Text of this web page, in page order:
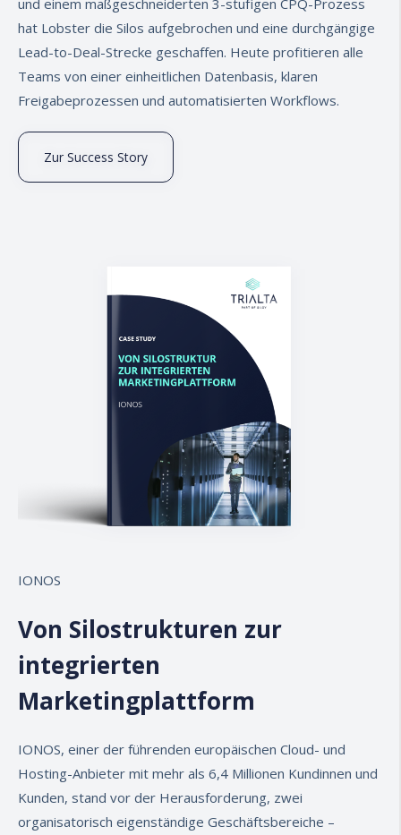
und einem maßgeschneiderten 3-stufigen CPQ-Prozess
hat Lobster die Silos aufgebrochen und eine durchgängige
Lead-to-Deal-Strecke geschaffen. Heute profitieren alle
Teams von einer einheitlichen Datenbasis, klaren
Freigabeprozessen und automatisierten Workflows.
Zur Success Story
IONOS
Von Silostrukturen zur
integrierten
Marketingplattform
IONOS, einer der führenden europäischen Cloud- und
Hosting-Anbieter mit mehr als 6,4 Millionen Kundinnen und
Kunden, stand vor der Herausforderung, zwei
organisatorisch eigenständige Geschäftsbereiche –